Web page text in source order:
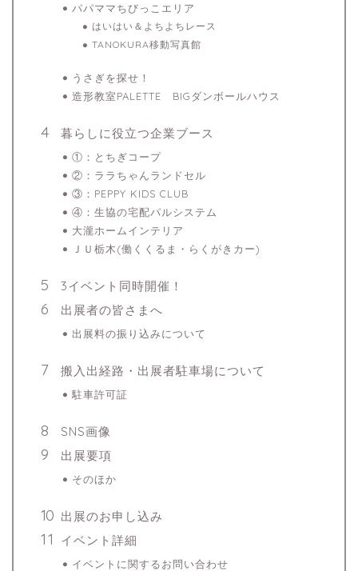
パパママちびっこエリア
はいはい＆よちよちレース
TANOKURA移動写真館
うさぎを探せ！
造形教室PALETTE BIGダンボールハウス
暮らしに役立つ企業ブース
①：とちぎコープ
②：ララちゃんランドセル
③：PEPPY KIDS CLUB
④：生協の宅配パルシステム
大瀧ホームインテリア
ＪＵ栃木(働くくるま・らくがきカー)
3イベント同時開催！
出展者の皆さまへ
出展料の振り込みについて
搬入出経路・出展者駐車場について
駐車許可証
SNS画像
出展要項
そのほか
出展のお申し込み
イベント詳細
イベントに関するお問い合わせ